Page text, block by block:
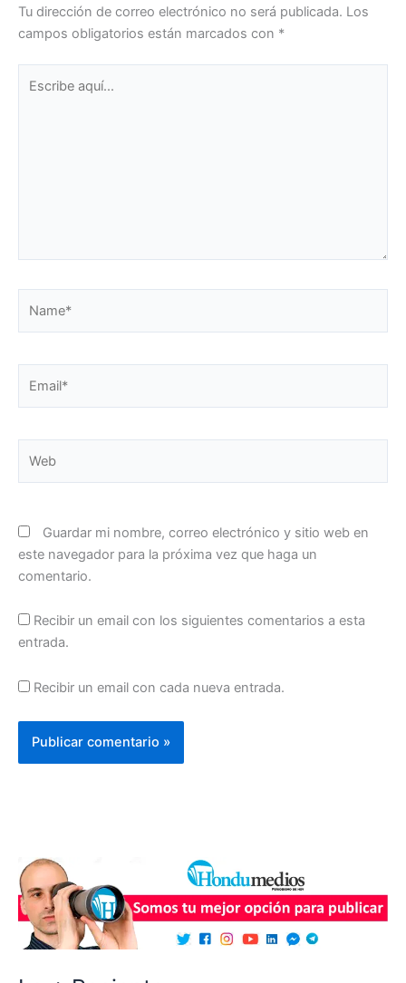
Tu dirección de correo electrónico no será publicada. Los
campos obligatorios están marcados con *
aquí...
Guardar mi nombre, correo electrónico y sitio web en
este navegador para la próxima vez que haga un
comentario.
Recibir un email con los siguientes comentarios a esta
entrada.
Recibir un email con cada nueva entrada.